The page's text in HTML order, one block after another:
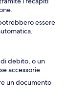
essere
debito, o un
accessorie
un documento